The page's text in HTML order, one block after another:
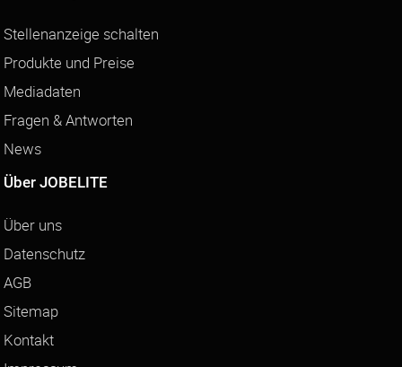
Stellenanzeige schalten
Produkte und Preise
Mediadaten
Fragen & Antworten
News
Über JOBELITE
Über uns
Datenschutz
AGB
Sitemap
Kontakt